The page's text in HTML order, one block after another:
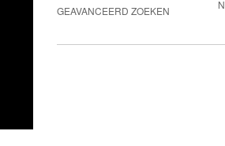
GEAVANCEERD ZOEKEN
N